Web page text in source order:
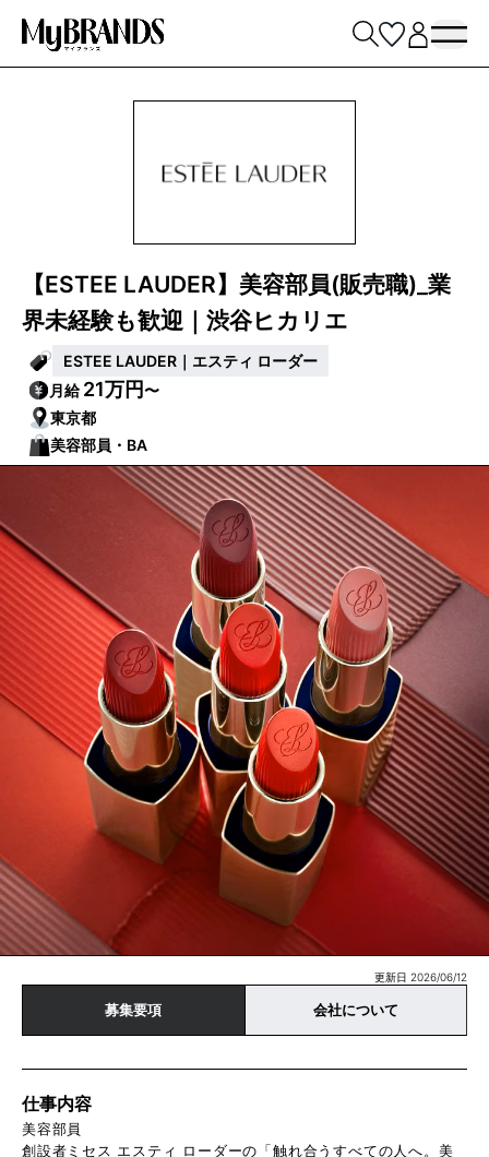
【ESTEE LAUDER】美容部員(販売職)_業
界未経験も歓迎｜渋谷ヒカリエ
ESTEE LAUDER｜エスティ ローダー
月給21万円〜
東京都
美容部員・BA
更新日 2026/06/12
募集要項 会社について
仕事内容
美容部員
創設者ミセス エスティ ローダーの「触れ合うすべての人へ。美